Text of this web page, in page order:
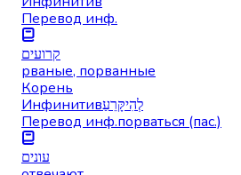
Перевод инф.
קרועים
рваные, порванные
Корень
Инфинитивלְהִיקָּרֵעַ
Перевод инф.порваться (пас.)
עונים